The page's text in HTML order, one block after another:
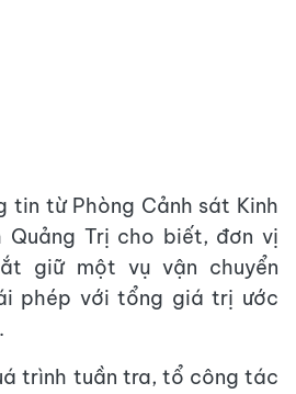
tin từ Phòng Cảnh sát Kinh
Trị cho biết, đơn vị
giữ một vụ vận chuyển
phép với tổng giá trị ước
trình tuần tra, tổ công tác